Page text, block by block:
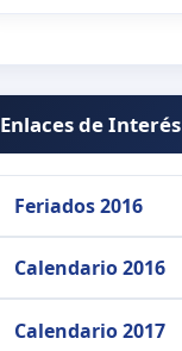
Enlaces de Interés
Feriados 2016
Calendario 2016
Calendario 2017